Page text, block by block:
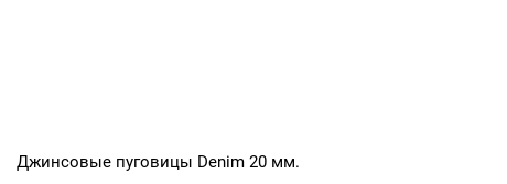
Джинсовые пуговицы Denim 20 мм.